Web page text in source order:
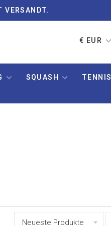
VERSANDT.
€ EUR
SQUASH TENNIS
Neueste Produkte